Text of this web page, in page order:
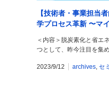
【技術者・事業担当
学プロセス革新 〜マ
＜内容＞脱炭素化と省エ
つとして、昨今注目を集
2023/9/12 archives, セ